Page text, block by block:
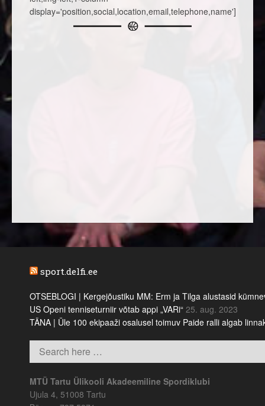
display='position,social,location,email,telephone,name']
sport.delfi.ee
OTSEBLOGI | Kergejõustiku MM: Erm ja Tilga alustasid
US Openi tenniseturniir võtab appi „VARi“ 25. aug. 2023
TÄNA | Üle 100 ekipaaži osalusel toimuv Paide ralli algab
MTÜ Tartu Ülikooli Akadeemiline Spordiklubi
Ujula 4, 51008 Tartu